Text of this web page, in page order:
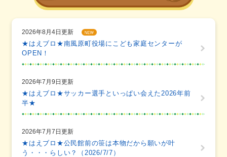
2026年8月4日更新
★はえブロ★南風原町役場にこども家庭センターが
OPEN！
2026年7月9日更新
★はえブロ★サッカー選手といっぱい会えた2026年前
半★
2026年7月7日更新
★はえブロ★公民館前の笹は本物だから願いが叶
う・・・らしい？（2026/7/7）